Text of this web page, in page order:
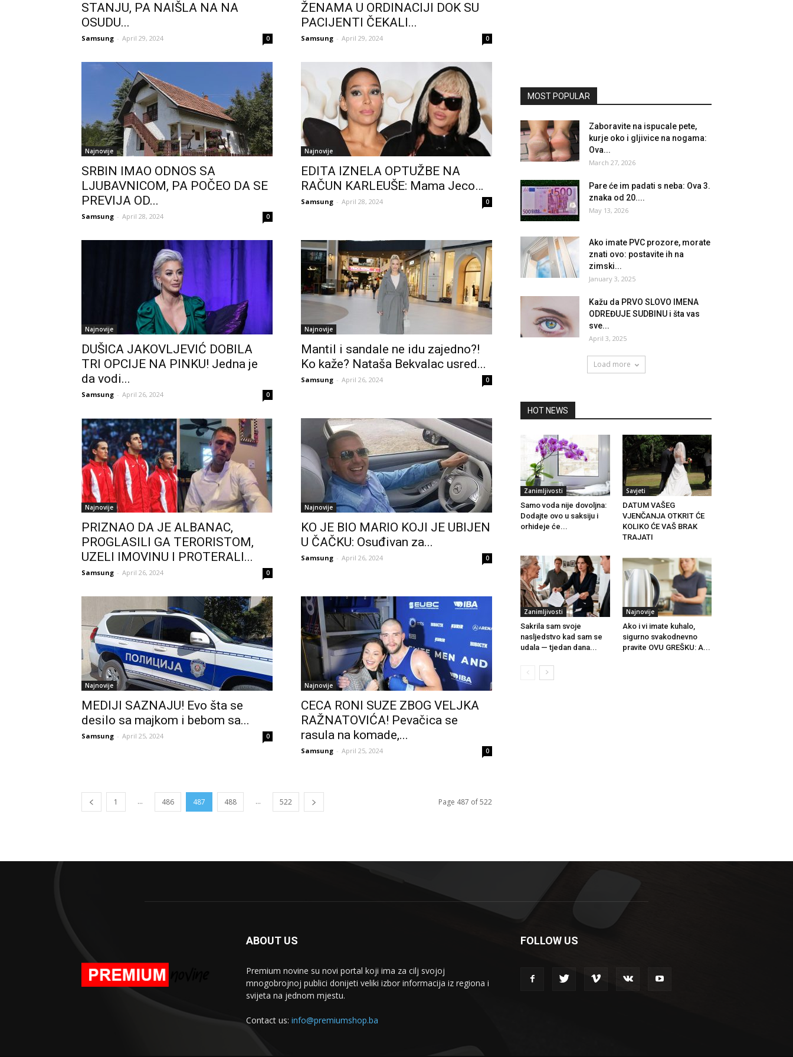
STANJU, PA NAIŠLA NA NA
OSUDU...
Samsung - April 29, 2024 0
ŽENAMA U ORDINACIJI DOK SU
PACIJENTI ČEKALI...
Samsung - April 29, 2024 0
Najnovije
SRBIN IMAO ODNOS SA
LJUBAVNICOM, PA POČEO DA SE
PREVIJA OD...
Samsung - April 28, 2024 0
Najnovije
EDITA IZNELA OPTUŽBE NA
RAČUN KARLEUŠE: Mama Jeco…
Samsung - April 28, 2024 0
Najnovije
DUŠICA JAKOVLJEVIĆ DOBILA
TRI OPCIJE NA PINKU! Jedna je
da vodi...
Samsung - April 26, 2024 0
Najnovije
Mantil i sandale ne idu zajedno?!
Ko kaže? Nataša Bekvalac usred...
Samsung - April 26, 2024 0
Najnovije
PRIZNAO DA JE ALBANAC,
PROGLASILI GA TERORISTOM,
UZELI IMOVINU I PROTERALI...
Samsung - April 26, 2024 0
Najnovije
KO JE BIO MARIO KOJI JE UBIJEN
U ČAČKU: Osuđivan za...
Samsung - April 26, 2024 0
Najnovije
MEDIJI SAZNAJU! Evo šta se
desilo sa majkom i bebom sa...
Samsung - April 25, 2024 0
Najnovije
CECA RONI SUZE ZBOG VELJKA
RAŽNATOVIĆA! Pevačica se
rasula na komade,...
Samsung - April 25, 2024 0
1 ... 486 487 488 ... 522 Page 487 of 522
MOST POPULAR
Zaboravite na ispucale pete,
kurje oko i gljivice na nogama:
Ova...
March 27, 2026
Pare će im padati s neba: Ova 3.
znaka od 20....
May 13, 2026
Ako imate PVC prozore, morate
znati ovo: postavite ih na
zimski...
January 3, 2025
Kažu da PRVO SLOVO IMENA
ODREĐUJE SUDBINU i šta vas
sve...
April 3, 2025
Load more
HOT NEWS
Zanimljivosti
Samo voda nije dovoljna:
Dodajte ovo u saksiju i
orhideje će...
Savjeti
DATUM VAŠEG
VJENČANJA OTKRIT ĆE
KOLIKO ĆE VAŠ BRAK
TRAJATI
Zanimljivosti
Sakrila sam svoje
nasljedstvo kad sam se
udala — tjedan dana...
Najnovije
Ako i vi imate kuhalo,
sigurno svakodnevno
pravite OVU GREŠKU: A...
ABOUT US
Premium novine su novi portal koji ima za cilj svojoj
mnogobrojnoj publici donijeti veliki izbor informacija iz regiona i
svijeta na jednom mjestu.
Contact us: info@premiumshop.ba
FOLLOW US